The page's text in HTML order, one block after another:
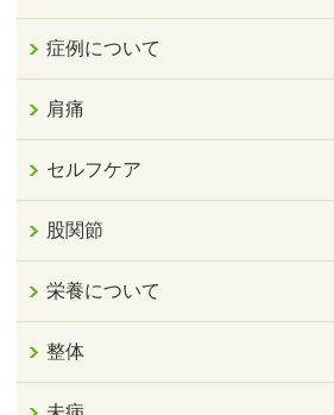
症例について
肩痛
セルフケア
股関節
栄養について
整体